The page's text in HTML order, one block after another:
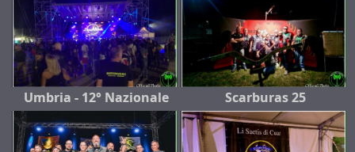
Umbria - 12° Nazionale Scarburas 25